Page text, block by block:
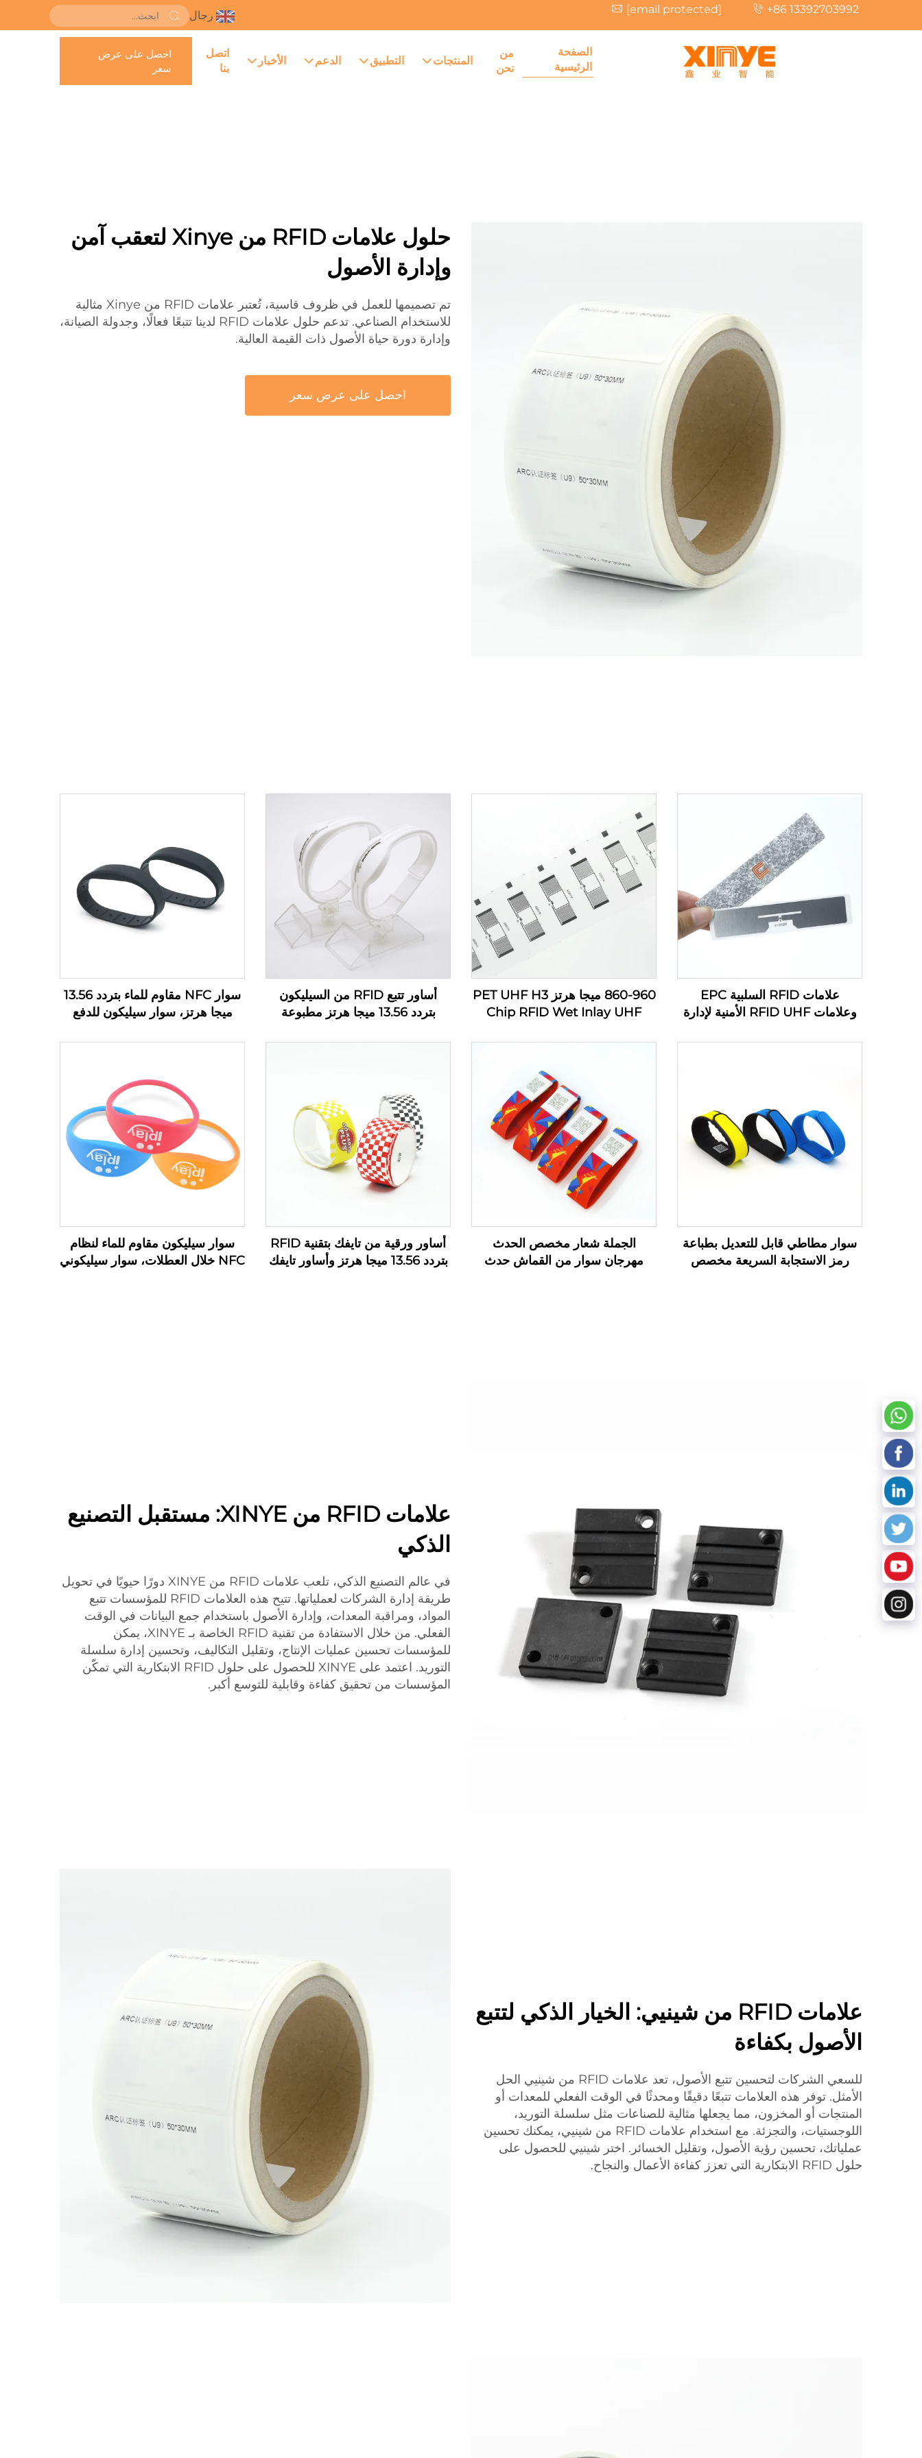
[email protected] +86 13392703992 رجال
الصفحة
الرئيسية
من
نحن
المنتجات التطبيق الدعم الأخبار
اتصل
بنا
احصل على عرض
سعر
حلول علامات RFID من Xinye لتعقب آمن
وإدارة الأصول
تم تصميمها للعمل في ظروف قاسية، تُعتبر علامات RFID من Xinye مثالية
للاستخدام الصناعي. تدعم حلول علامات RFID لدينا تتبعًا فعالًا، وجدولة الصيانة،
وإدارة دورة حياة الأصول ذات القيمة العالية.
احصل على عرض سعر
علامات RFID السلبية EPC
وعلامات RFID UHF الأمنية لإدارة
860-960 ميجا هرتز PET UHF H3
Chip RFID Wet Inlay UHF
أساور تتبع RFID من السيليكون
بتردد 13.56 ميجا هرتز مطبوعة
سوار NFC مقاوم للماء بتردد 13.56
ميجا هرتز، سوار سيليكون للدفع
سوار مطاطي قابل للتعديل بطباعة
رمز الاستجابة السريعة مخصص
الجملة شعار مخصص الحدث
مهرجان سوار من القماش حدث
أساور ورقية من تايفك بتقنية RFID
بتردد 13.56 ميجا هرتز وأساور تايفك
سوار سيليكون مقاوم للماء لنظام
NFC خلال العطلات، سوار سيليكوني
علامات RFID من XINYE: مستقبل التصنيع
الذكي
في عالم التصنيع الذكي، تلعب علامات RFID من XINYE دورًا حيويًا في تحويل
طريقة إدارة الشركات لعملياتها. تتيح هذه العلامات RFID للمؤسسات تتبع
المواد، ومراقبة المعدات، وإدارة الأصول باستخدام جمع البيانات في الوقت
الفعلي. من خلال الاستفادة من تقنية RFID الخاصة بـ XINYE، يمكن
للمؤسسات تحسين عمليات الإنتاج، وتقليل التكاليف، وتحسين إدارة سلسلة
التوريد. اعتمد على XINYE للحصول على حلول RFID الابتكارية التي تمكّن
المؤسسات من تحقيق كفاءة وقابلية للتوسع أكبر.
علامات RFID من شينيي: الخيار الذكي لتتبع
الأصول بكفاءة
للسعي الشركات لتحسين تتبع الأصول، تعد علامات RFID من شينيي الحل
الأمثل. توفر هذه العلامات تتبعًا دقيقًا ومحدثًا في الوقت الفعلي للمعدات أو
المنتجات أو المخزون، مما يجعلها مثالية للصناعات مثل سلسلة التوريد،
اللوجستيات، والتجزئة. مع استخدام علامات RFID من شينيي، يمكنك تحسين
عملياتك، تحسين رؤية الأصول، وتقليل الخسائر. اختر شينيي للحصول على
حلول RFID الابتكارية التي تعزز كفاءة الأعمال والنجاح.